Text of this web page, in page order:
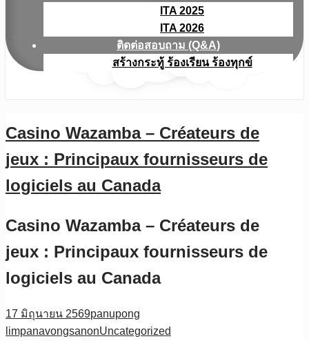
ITA 2025
ITA 2026
ติดต่อสอบถาม (Q&A)
สร้างกระทู้ ร้องเรียน ร้องทุกข์
Casino Wazamba – Créateurs de
jeux : Principaux fournisseurs de
logiciels au Canada
Casino Wazamba – Créateurs de
jeux : Principaux fournisseurs de
logiciels au Canada
17 มิถุนายน 2569panupong
limpanavongsanonUncategorized